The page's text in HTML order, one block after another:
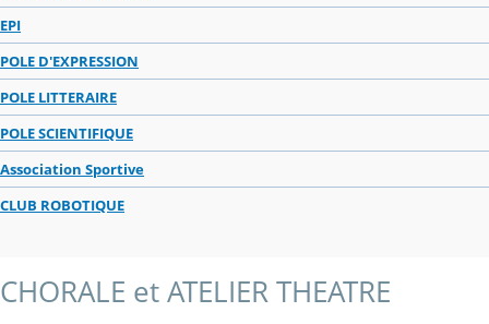
EPI
POLE D'EXPRESSION
POLE LITTERAIRE
POLE SCIENTIFIQUE
Association Sportive
CLUB ROBOTIQUE
CHORALE et ATELIER THEATRE